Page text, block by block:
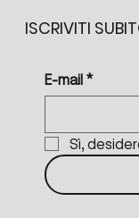
ISCRIVITI
E-mail *
Sì,